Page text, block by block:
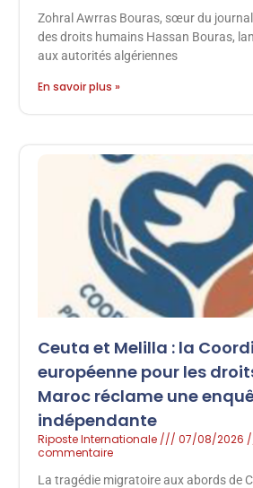
Zohral Awrras Bouras, sœur du
des droits humains Hassan Bouras,
aux autorités algériennes
En savoir plus »
Ceuta et Melilla : la
européenne pour les
Maroc réclame une
indépendante
Riposte Internationale 07/08/2026
commentaire
La tragédie migratoire aux abords de